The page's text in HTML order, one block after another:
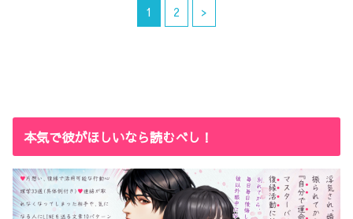
1 2 >
本気で彼がほしいなら読むべし！